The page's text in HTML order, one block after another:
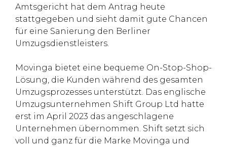
Amtsgericht hat dem Antrag heute
stattgegeben und sieht damit gute Chancen
für eine Sanierung den Berliner
Umzugsdienstleisters.
Movinga bietet eine bequeme On-Stop-Shop-
Lösung, die Kunden während des gesamten
Umzugsprozesses unterstützt. Das englische
Umzugsunternehmen Shift Group Ltd hatte
erst im April 2023 das angeschlagene
Unternehmen übernommen. Shift setzt sich
voll und ganz für die Marke Movinga und